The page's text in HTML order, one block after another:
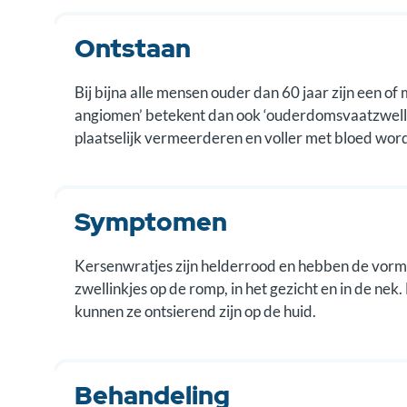
Ontstaan
Bij bijna alle mensen ouder dan 60 jaar zijn een
angiomen’ betekent dan ook
plaatselijk vermeerderen en voller met bloed
Symptomen
Kersenwratjes zijn helderrood en hebben de
zwellinkjes op de romp, in het gezicht en in de
kunnen ze ontsierend zijn op de huid.
Behandeling